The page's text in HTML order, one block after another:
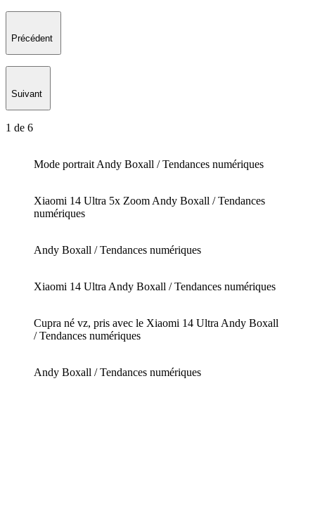
Précédent
Suivant
1 de 6
Mode portrait Andy Boxall / Tendances numériques
Xiaomi 14 Ultra 5x Zoom Andy Boxall / Tendances
numériques
Andy Boxall / Tendances numériques
Xiaomi 14 Ultra Andy Boxall / Tendances numériques
Cupra né vz, pris avec le Xiaomi 14 Ultra Andy Boxall
/ Tendances numériques
Andy Boxall / Tendances numériques